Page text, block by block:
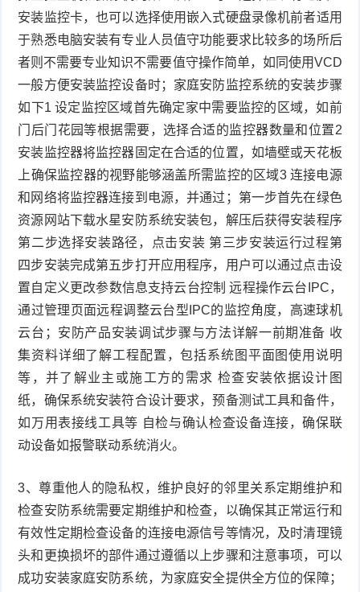
安装监控卡，也可以选择使用嵌入式硬盘录像机前者适用
于熟悉电脑安装有专业人员值守功能要求比较多的场所后
者则不需要专业知识不需要值守操作简单，如同使用VCD
一般方便安装监控设备时；家庭安防监控系统的安装步骤
如下1 设定监控区域首先确定家中需要监控的区域，如前
门后门花园等根据需要，选择合适的监控器数量和位置2
安装监控器将监控器固定在合适的位置，如墙壁或天花板
上确保监控器的视野能够涵盖所需监控的区域3 连接电源
和网络将监控器连接到电源，并通过；第一步首先在绿色
资源网站下载水星安防系统安装包，解压后获得安装程序
第二步选择安装路径，点击安装 第三步安装运行过程第
四步安装完成第五步打开应用程序，用户可以通过点击设
置自定义更改参数信息支持云台控制 远程操作云台IPC，
通过管理页面远程调整云台型IPC的监控角度，高速球机
云台；安防产品安装调试步骤与方法详解一前期准备 收
集资料详细了解工程配置，包括系统图平面图使用说明
等，并了解业主或施工方的需求 检查安装依据设计图
纸，确保系统安装符合设计要求，预备测试工具和备件，
如万用表接线工具等 自检与确认检查设备连接，确保联
动设备如报警联动系统消火。
3、尊重他人的隐私权，维护良好的邻里关系定期维护和
检查安防系统需要定期维护和检查，以确保其正常运行和
有效性定期检查设备的连接电源信号等情况，及时清理镜
头和更换损坏的部件通过遵循以上步骤和注意事项，可以
成功安装家庭安防系统，为家庭安全提供全方位的保障；